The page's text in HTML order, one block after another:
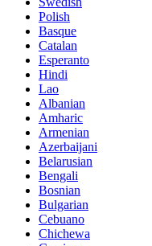
Polish
Basque
Catalan
Esperanto
Hindi
Lao
Albanian
Amharic
Armenian
Azerbaijani
Belarusian
Bengali
Bosnian
Bulgarian
Cebuano
Chichewa